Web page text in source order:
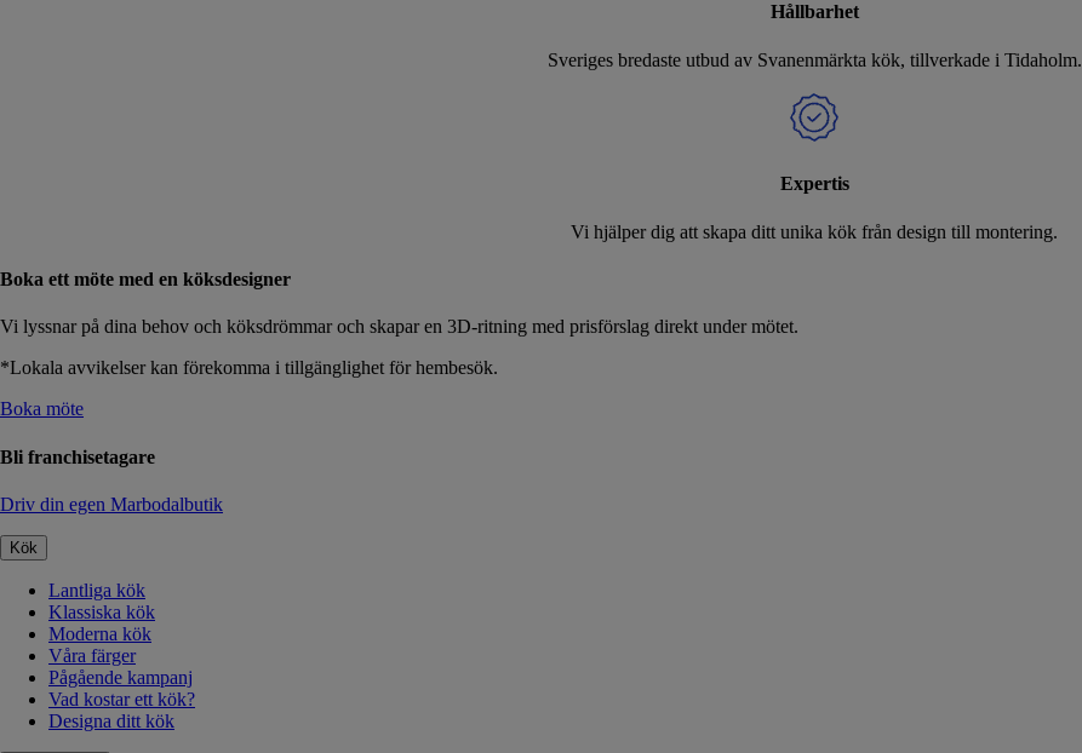
Hållbarhet
Sveriges bredaste utbud av Svanenmärkta kök, tillverkade i Tidaholm.
Expertis
Vi hjälper dig att skapa ditt unika kök från design till montering.
Boka ett möte med en köksdesigner
Vi lyssnar på dina behov och köksdrömmar och skapar en 3D-ritning med prisförslag direkt under mötet.
*Lokala avvikelser kan förekomma i tillgänglighet för hembesök.
Boka möte
Bli franchisetagare
Driv din egen Marbodalbutik
Kök
Lantliga kök
Klassiska kök
Moderna kök
Våra färger
Pågående kampanj
Vad kostar ett kök?
Designa ditt kök